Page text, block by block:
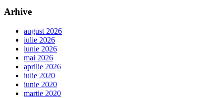
Arhive
august 2026
iulie 2026
iunie 2026
mai 2026
aprilie 2026
iulie 2020
iunie 2020
martie 2020